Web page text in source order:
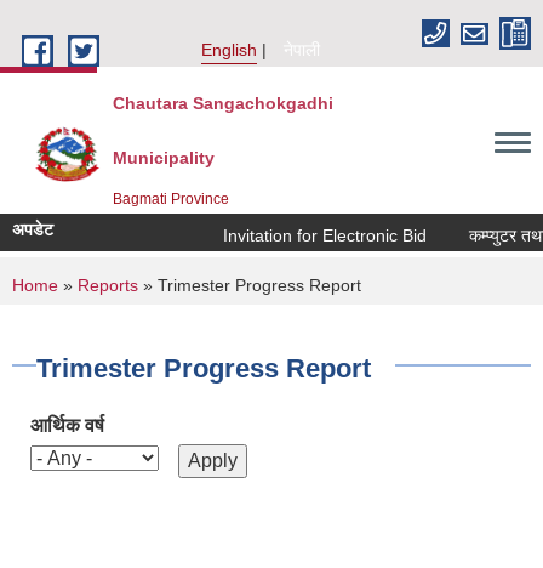
English
नेपाली
Chautara Sangachokgadhi
Municipality
Bagmati Province
अपडेट Invitation for Electronic Bid कम्प्युटर तथा
You are here
Home » Reports » Trimester Progress Report
Trimester Progress Report
आर्थिक वर्ष